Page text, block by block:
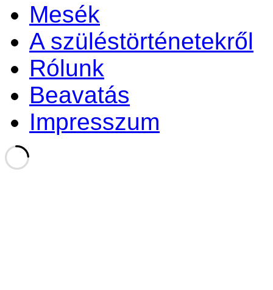
Mesék
A szüléstörténetekről
Rólunk
Beavatás
Impresszum